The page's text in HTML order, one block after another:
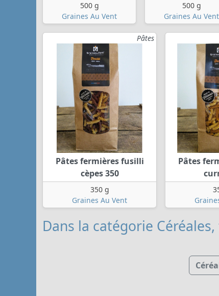
500 g
Graines Au Vent
500 g
Graines Au Vent
Pâtes
Pâtes fermières fusilli
cèpes 350
350 g
Graines Au Vent
Pâtes
Dans la catégorie